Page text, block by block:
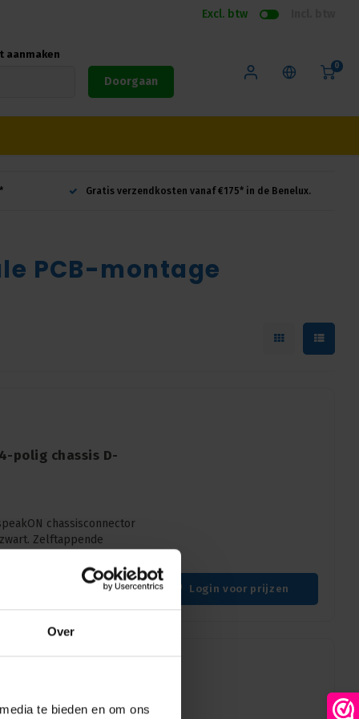
Over
te bieden en om ons
Excl. btw
aanmaken
Doorgaan
0
Gratis verzendkosten vanaf €175* in de Benelux.
PCB-montage
polig chassis D-
chassisconnector
Zelftappende
Login voor prijzen
A PCB-H